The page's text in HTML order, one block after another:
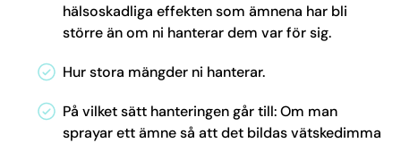
hälsoskadliga effekten som ämnena har bli
större än om ni hanterar dem var för sig.
Hur stora mängder ni hanterar.
På vilket sätt hanteringen går till: Om man
sprayar ett ämne så att det bildas vätskedimma